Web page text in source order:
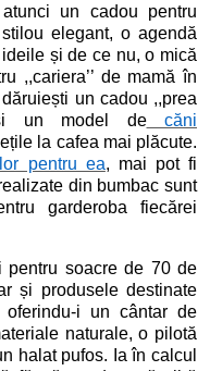
un cadou pentru
elegant, o agendă
și de ce nu, o mică
,,cariera’’ de mamă în
un cadou ,,prea
un model de
căni
la cafea mai plăcute.
pentru ea, mai pot fi
din bumbac sunt
garderoba fiecărei
pentru soacre de 70 de
și produsele destinate
i un cântar de
naturale, o pilotă
halat pufos. Ia în calcul